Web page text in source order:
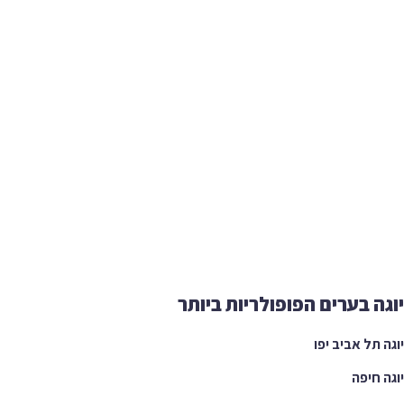
בערים הפופולריות ביותר
תל אביב יפו
חיפה